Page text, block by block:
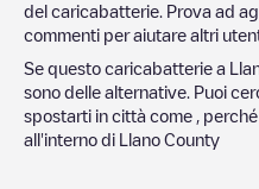
del caricabatterie. Prova ad
commenti per aiutare altri
Se questo caricabatterie a
sono delle alternative. Puoi
spostarti in città come ,
all'interno di Llano County